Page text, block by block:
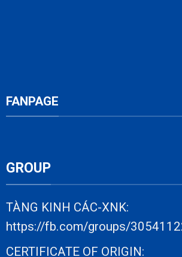
FANPAGE
GROUP
TÀNG KINH CÁC-XNK:
https://fb.com/groups/
CERTIFICATE OF ORIGIN: